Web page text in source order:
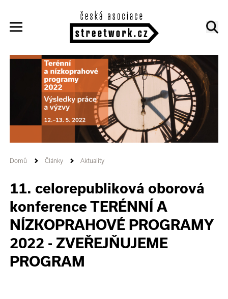
Domů Články Aktuality
11. celorepubliková oborová
konference TERÉNNÍ A
NÍZKOPRAHOVÉ PROGRAMY
2022 - ZVEŘEJŇUJEME
PROGRAM